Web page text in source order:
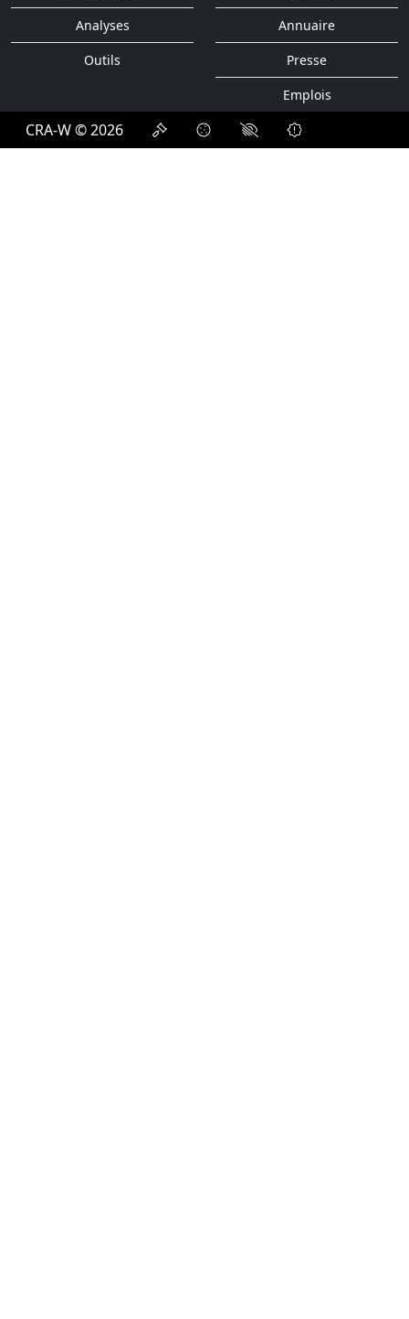
Analyses
Outils
Annuaire
Presse
Emplois
CRA-W © 2026